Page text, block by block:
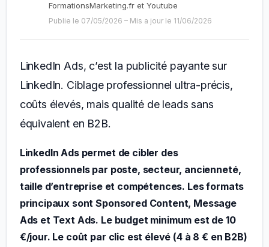
FormationsMarketing.fr et Youtube
Publie le 07/05/2026 – Mis a jour le 11/06/2026
LinkedIn Ads, c’est la publicité payante sur
LinkedIn. Ciblage professionnel ultra-précis,
coûts élevés, mais qualité de leads sans
équivalent en B2B.
LinkedIn Ads permet de cibler des
professionnels par poste, secteur, ancienneté,
taille d’entreprise et compétences. Les formats
principaux sont Sponsored Content, Message
Ads et Text Ads. Le budget minimum est de 10
€/jour. Le coût par clic est élevé (4 à 8 € en B2B)